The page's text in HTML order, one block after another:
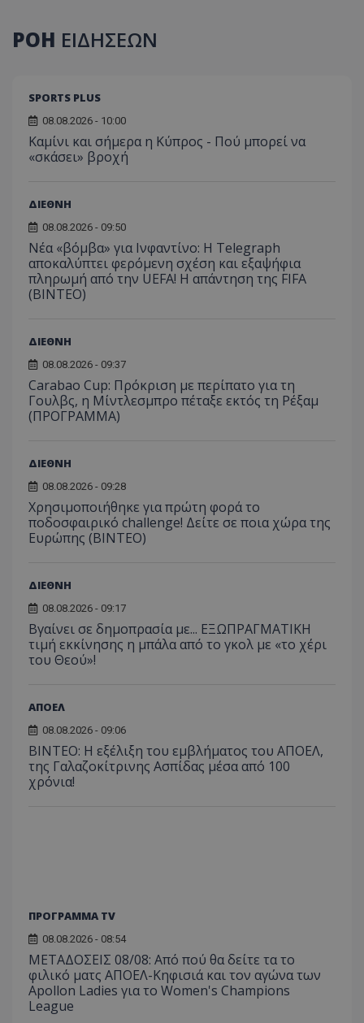
ΡΟΗ ΕΙΔΗΣΕΩΝ
SPORTS PLUS
08.08.2026 - 10:00
Καμίνι και σήμερα η Κύπρος - Πού μπορεί να
«σκάσει» βροχή
ΔΙΕΘΝΗ
08.08.2026 - 09:50
Νέα «βόμβα» για Ινφαντίνο: Η Telegraph
αποκαλύπτει φερόμενη σχέση και εξαψήφια
πληρωμή από την UEFA! Η απάντηση της FIFA
(ΒΙΝΤΕΟ)
ΔΙΕΘΝΗ
08.08.2026 - 09:37
Carabao Cup: Πρόκριση με περίπατο για τη
Γουλβς, η Μίντλεσμπρο πέταξε εκτός τη Ρέξαμ
(ΠΡΟΓΡΑΜΜΑ)
ΔΙΕΘΝΗ
08.08.2026 - 09:28
Χρησιμοποιήθηκε για πρώτη φορά το
ποδοσφαιρικό challenge! Δείτε σε ποια χώρα της
Ευρώπης (ΒΙΝΤΕΟ)
ΔΙΕΘΝΗ
08.08.2026 - 09:17
Βγαίνει σε δημοπρασία με... ΕΞΩΠΡΑΓΜΑΤΙΚΗ
τιμή εκκίνησης η μπάλα από το γκολ με «το χέρι
του Θεού»!
ΑΠΟΕΛ
08.08.2026 - 09:06
ΒΙΝΤΕΟ: Η εξέλιξη του εμβλήματος του ΑΠΟΕΛ,
της Γαλαζοκίτρινης Ασπίδας μέσα από 100
χρόνια!
ΠΡΟΓΡΑΜΜΑ TV
08.08.2026 - 08:54
ΜΕΤΑΔΟΣΕΙΣ 08/08: Από πού θα δείτε τα το
φιλικό ματς ΑΠΟΕΛ-Κηφισιά και τον αγώνα των
Apollon Ladies για το Women's Champions
League